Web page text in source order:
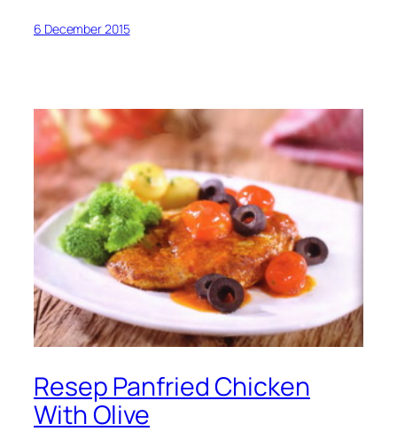
6 December 2015
Resep Panfried Chicken
With Olive